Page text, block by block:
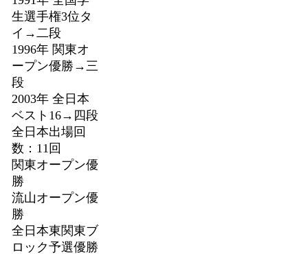
生選手権3位タ
イ→二段
1996年 関東オ
ープン優勝→三
段
2003年 全日本
ベスト16→四段
全日本出場回
数：11回
関東オープン優
勝
流山オープン優
勝
全日本東関東ブ
ロック予選優勝